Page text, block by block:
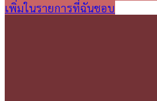
เพิ่มในรายการที่ฉันชอบ